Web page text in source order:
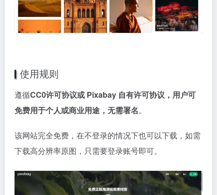
使用规则
遵循CC0许可协议或 Pixabay 自有许可协议，用户可
免费用于个人或商业用途，无需署名。
该网站完全免费，在不登录的情况下也可以下载，如需
下载高分辨率原图，只需要登录账号即可。